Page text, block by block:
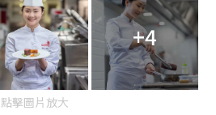
+4
點擊圖片放大